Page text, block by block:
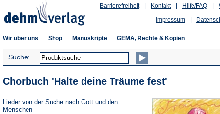
Hilfe/FAQ
Kontakt
Barrierefreiheit
Impressum
Wir über uns Shop Manuskripte GEMA, Rechte & Kopien
Suche:
Chorbuch 'Halte deine Träume fest'
Lieder von der Suche nach Gott und den
Menschen